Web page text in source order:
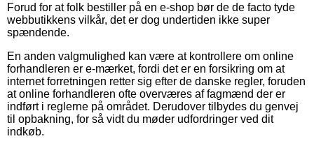
Forud for at folk bestiller på en e-shop bør de de facto tyde
webbutikkens vilkår, det er dog undertiden ikke super
spændende.
En anden valgmulighed kan være at kontrollere om online
forhandleren er e-mærket, fordi det er en forsikring om at
internet forretningen retter sig efter de danske regler, foruden
at online forhandleren ofte overværes af fagmænd der er
indført i reglerne på området. Derudover tilbydes du genvej
til opbakning, for så vidt du møder udfordringer ved dit
indkøb.